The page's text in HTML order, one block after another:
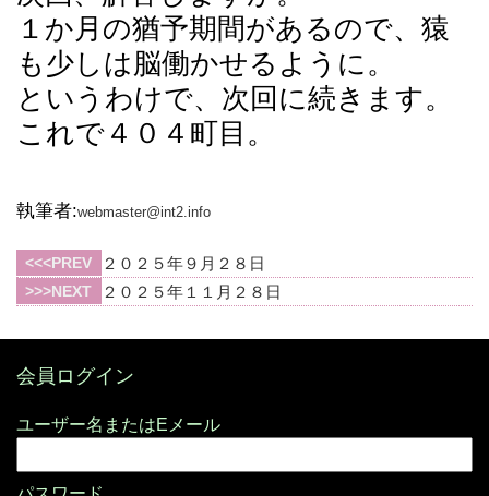
１か月の猶予期間があるので、猿
も少しは脳働かせるように。
というわけで、次回に続きます。
これで４０４町目。
執筆者:webmaster@int2.info
PREV ２０２５年９月２８日
NEXT ２０２５年１１月２８日
会員ログイン